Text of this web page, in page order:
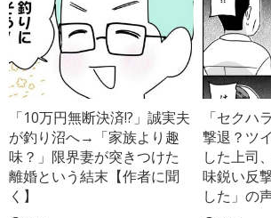
「10万円無断決済!?」誠実夫
が釣り沼へ→「家族より趣
味？」限界妻が突きつけた
離婚という結末【作者に聞
く】
「セクハ
撃退？ツ
した上司
味鋭い反
した」の